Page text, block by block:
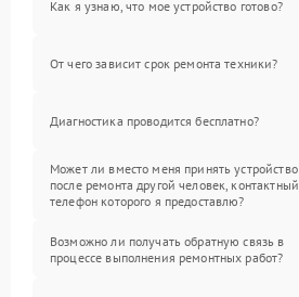
Как я узнаю, что мое устройство готово?
От чего зависит срок ремонта техники?
Диагностика проводится бесплатно?
Может ли вместо меня принять устройство
после ремонта другой человек, контактный
телефон которого я предоставлю?
Возможно ли получать обратную связь в
процессе выполнения ремонтных работ?